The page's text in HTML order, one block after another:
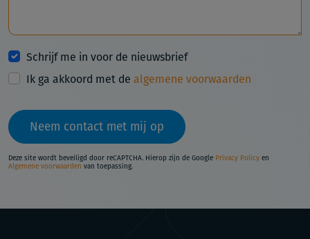
Schrijf me in voor de nieuwsbrief
Ik ga akkoord met de algemene voorwaarden
Neem contact met mij op
Deze site wordt beveiligd door reCAPTCHA. Hierop zijn de Google Privacy Policy en
Algemene voorwaarden van toepassing.